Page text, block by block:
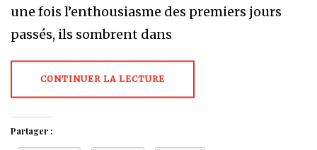
une fois l’enthousiasme des premiers jours
passés, ils sombrent dans
CONTINUER LA LECTURE
Partager :